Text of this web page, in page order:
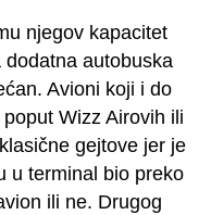
njegov kapacitet
autobuska
Avioni koji i do
Wizz Airovih ili
gejtove jer je
u terminal bio preko
ili ne. Drugog